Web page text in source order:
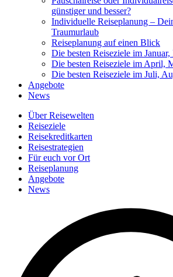
günstiger und besser?
Individuelle Reiseplanung –
Traumurlaub
Reiseplanung auf einen Blick
Die besten Reiseziele im
Die besten Reiseziele im April,
Die besten Reiseziele im Juli,
Angebote
News
Über Reisewelten
Reiseziele
Reisekreditkarten
Reisestrategien
Für euch vor Ort
Reiseplanung
Angebote
News